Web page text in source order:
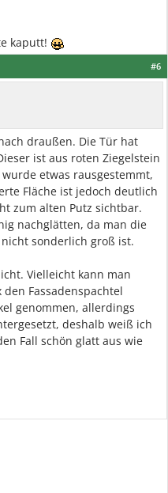
kaputt!
#6
draußen. Die Tür hat
ist aus roten Ziegelstein
etwas rausgestemmt,
Fläche ist jedoch deutlich
zum alten Putz sichtbar.
nachglätten, da man die
sonderlich groß ist.
Vielleicht kann man
Fassadenspachtel
genommen, allerdings
deshalb weiß ich
Fall schön glatt aus wie